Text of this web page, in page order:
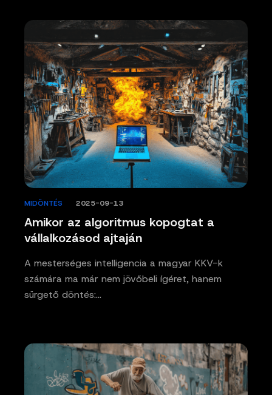
Amikor az algoritmus kopogtat a
vállalkozásod ajtaján
MIDÖNTÉS 2025-09-13
A mesterséges intelligencia a magyar KKV-k
számára ma már nem jövőbeli ígéret, hanem
sürgető döntés:…